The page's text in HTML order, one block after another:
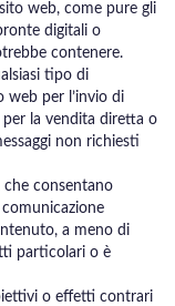
web, come pure gli
digitali o
contenere.
tipo di
per l’invio di
la vendita diretta o
non richiesti
che consentano
a meno di
particolari o è
o effetti contrari